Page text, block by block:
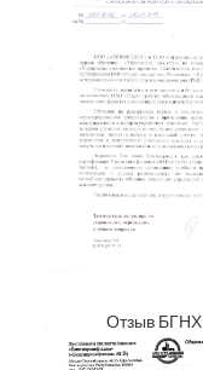
Отзыв БГНХ